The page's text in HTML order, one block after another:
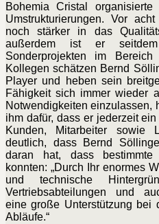
Bohemia Cristal
Umstrukturierungen. Vor
noch stärker in das
außerdem ist er
Sonderprojekten im Bereich
Kollegen schätzen Bernd
Player und heben sein
Fähigkeit sich immer wieder
Notwendigkeiten einzulassen,
ihm dafür, dass er jederzeit
Kunden, Mitarbeiter sowie
deutlich, dass Bernd
daran hat, dass bestimmte
konnten: „Durch Ihr enormes
und technische
Vertriebsabteilungen und
eine große Unterstützung bei
Abläufe.“